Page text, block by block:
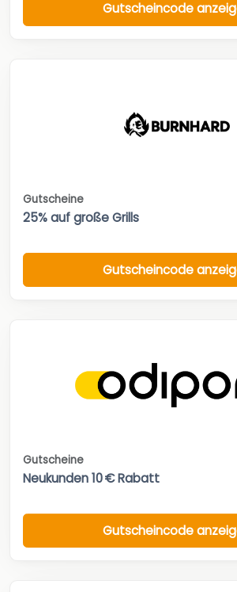
Gutscheincode
Gutscheine
25% auf große Grills
Gutscheincode
Gutscheine
Neukunden 10 € Rabatt
Gutscheincode